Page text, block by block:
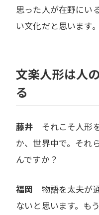
思った人が在野にい
い文化だと思います。
文楽人形は人
る
藤井 それこそ人形
か、世界中で。それ
んですか？
福岡 物語を太夫が
ないと思います。も